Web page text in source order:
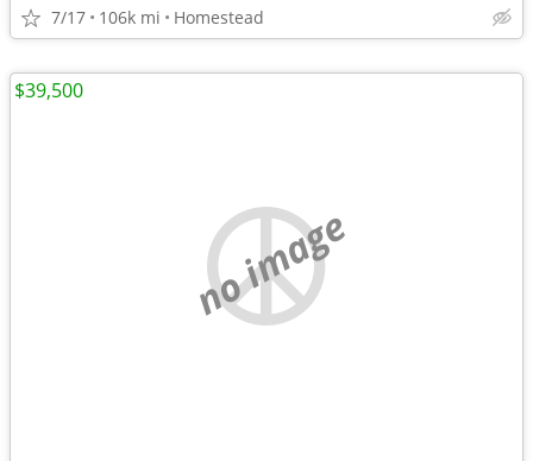
7/17 106k mi Homestead
no image
$39,500